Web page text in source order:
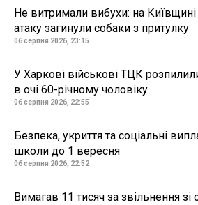
Не витримали вибухи: на Київщині
атаку загинули собаки з притулку
06 серпня 2026, 23:15
У Харкові військові ТЦК
в очі 60-річному чоловіку
06 серпня 2026, 22:55
Безпека, укриття та соціальні
школи до 1 вересня
06 серпня 2026, 22:52
Вимагав 11 тисяч за звільнення зі